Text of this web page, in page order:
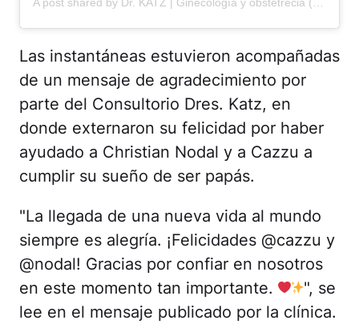
Las instantáneas estuvieron acompañadas
de un mensaje de agradecimiento por
parte del Consultorio Dres. Katz, en
donde externaron su felicidad por haber
ayudado a Christian Nodal y a Cazzu a
cumplir su sueño de ser papás.
"La llegada de una nueva vida al mundo
siempre es alegría. ¡Felicidades @cazzu y
@nodal! Gracias por confiar en nosotros
en este momento tan importante.
", se
lee en el mensaje publicado por la clínica.